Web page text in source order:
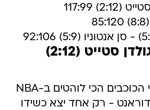
ברוקלין (5:10) - גולדן סטייט (2:12)
כצפוי, מהמפגש בין שני הכוכבים הכי לוהטים ב-NBA
דוראנט - רק אחד יצא כשידו